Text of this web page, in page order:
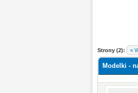
Strony (2): «
Modelki -